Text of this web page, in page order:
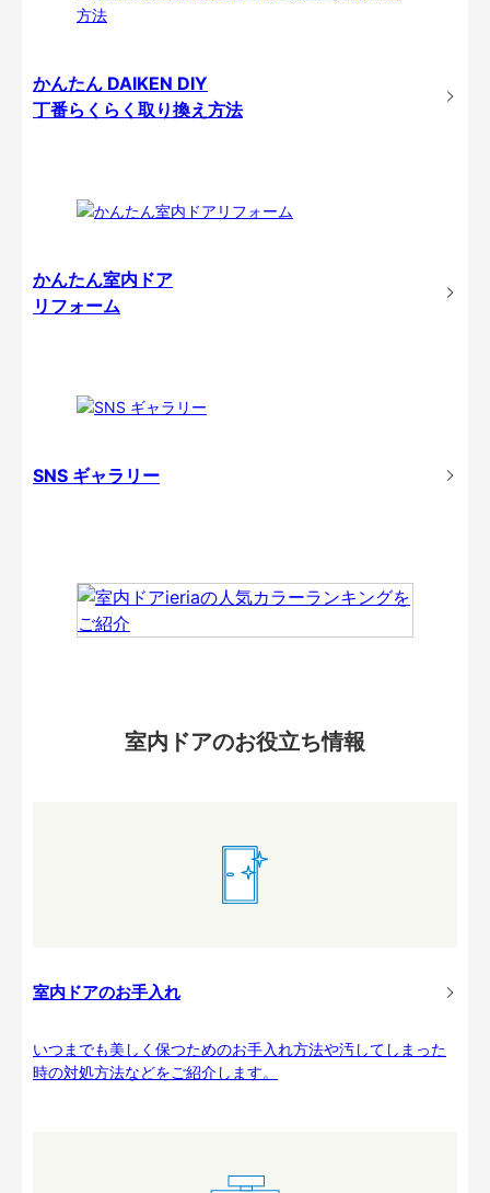
かんたん DAIKEN DIY
丁番らくらく取り換え方法
かんたん室内ドア
リフォーム
SNS ギャラリー
室内ドアのお役立ち情報
室内ドアのお手入れ
いつまでも美しく保つためのお手入れ方法や汚してしまった
時の対処方法などをご紹介します。